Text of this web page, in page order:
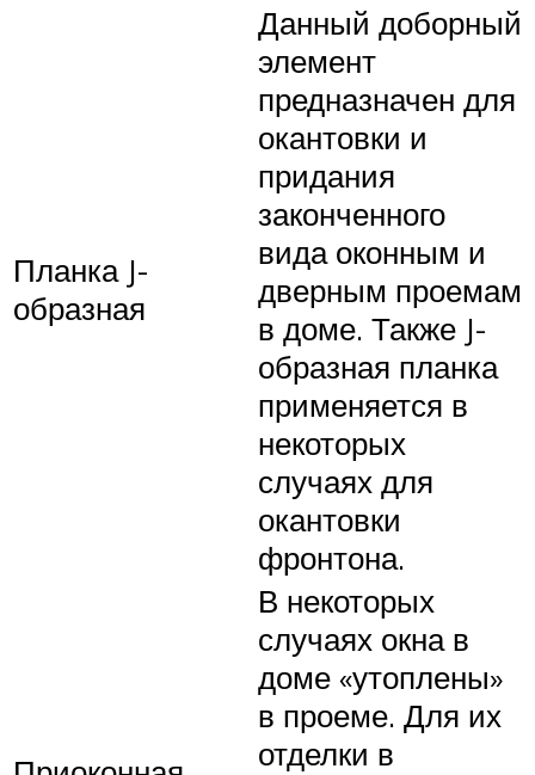
Планка J-
образная
Данный доборный
элемент
предназначен для
окантовки и
придания
законченного
вида оконным и
дверным проемам
в доме. Также J-
образная планка
применяется в
некоторых
случаях для
окантовки
фронтона.
В некоторых
случаях окна в
доме «утоплены»
в проеме. Для их
отделки в